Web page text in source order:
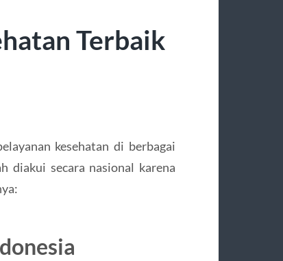
Terbaik
kesehatan di berbagai
diakui secara nasional karena